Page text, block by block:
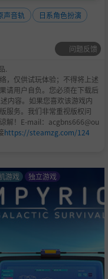
声音轨
日系角色扮演
问题反馈
.
，仅供试玩体验；不得将上述
请用户自负。您必须在下载后
内容。如果您喜欢该游戏内
服务。我们非常重视版权问
解！E-mail：acgbns666@ou
https://steamzg.com/124
游戏 独立游戏